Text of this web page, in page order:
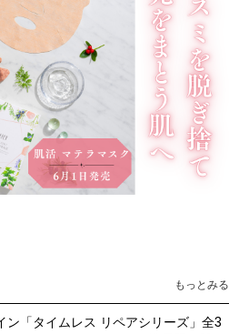
もっとみる
ン「タイムレス リペアシリーズ」全3